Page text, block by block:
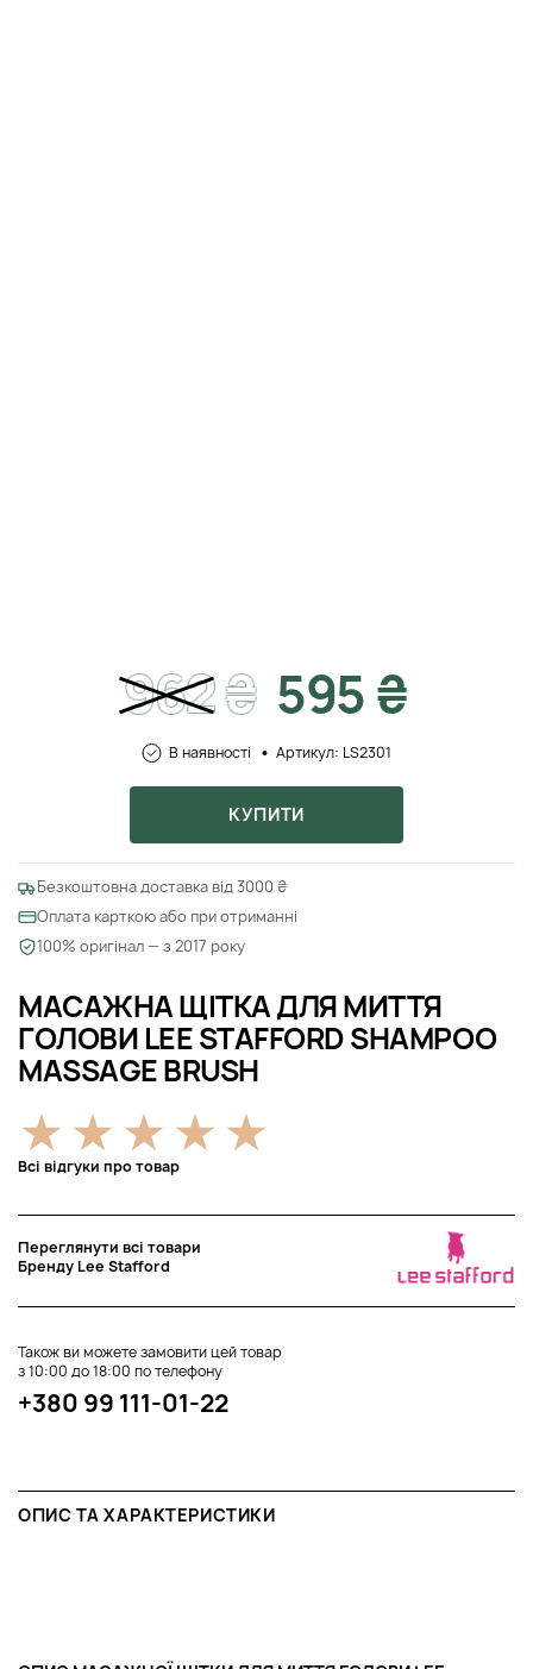
МАСАЖНА ЩІТКА ДЛЯ МИТТЯ
ГОЛОВИ LEE STAFFORD SHAMPOO
MASSAGE BRUSH
Всі відгуки про товар
Переглянути всі товари
Бренду Lee Stafford
Також ви можете замовити цей товар
з 10:00 до 18:00 по телефону
+380 99 111-01-22
962₴ 595 ₴
В наявності Артикул: LS2301
КУПИТИ
Безкоштовна доставка від 3000 ₴
Оплата карткою або при отриманні
100% оригінал — з 2017 року
ОПИС ТА ХАРАКТЕРИСТИКИ